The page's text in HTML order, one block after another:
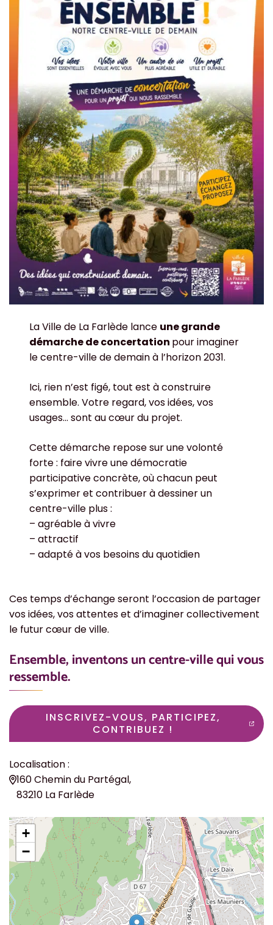
La Ville de La Farlède lance une grande
démarche de concertation pour imaginer
le centre-ville de demain à l’horizon 2031.
Ici, rien n’est figé, tout est à construire
ensemble. Votre regard, vos idées, vos
usages… sont au cœur du projet.
Cette démarche repose sur une volonté
forte : faire vivre une démocratie
participative concrète, où chacun peut
s’exprimer et contribuer à dessiner un
centre-ville plus :
– agréable à vivre
– attractif
– adapté à vos besoins du quotidien
Ces temps d’échange seront l’occasion de partager
vos idées, vos attentes et d’imaginer collectivement
le futur cœur de ville.
Ensemble, inventons un centre-ville qui vous
ressemble.
INSCRIVEZ-VOUS, PARTICIPEZ,
CONTRIBUEZ !(OUVERTURE DANS UN
Localisation :
160 Chemin du Partégal,
83210 La Farlède
+
−